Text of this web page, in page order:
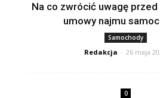
Na co zwrócić uwagę
umowy najmu
Samochody
Redakcja - 26 maja
0